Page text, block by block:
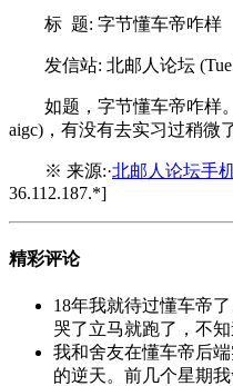
标 题: 字节懂车帝咋样
发信站: 北邮人论坛
如题，字节懂车帝咋样
aigc)，有没有去实习过稍微
※ 来源:·北邮人论坛手
36.112.187.*]
精彩评论
18年我就待过懂车帝
哭了立马就跑了，不
我和舍友在懂车帝后
的逆天。前几个星期